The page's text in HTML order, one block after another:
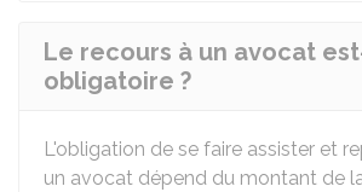
Le recours à un avocat
obligatoire ?
L'obligation de se faire assister et
un avocat dépend du montant de